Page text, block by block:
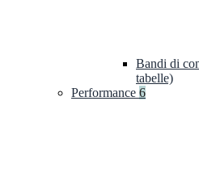
Bandi di
tabelle)
Performance 6